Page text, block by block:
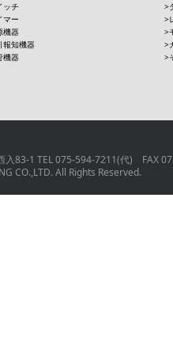
ッチ
マー
機器
報知機器
機器
入83-1 TEL 075-594-7211(代) FAX
CO.,LTD. All Rights Reserved.